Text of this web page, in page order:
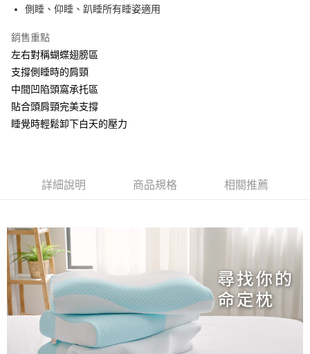
運送方式
物流宅配
每筆NT$150，滿NT$1,599(含以上)免運費
側睡、仰睡、趴睡所有睡姿適用
銷售重點
左右對稱蝴蝶翅膀區
支撐側睡時的肩頸
中間凹陷頭窩承托區
貼合頭肩頸完美支撐
睡覺時輕鬆卸下白天的壓力
詳細說明 商品規格 相關推薦